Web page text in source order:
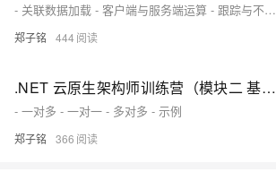
- 关联数据加载 - 客户端与服务端运算 - 跟踪与不跟踪 - 复杂查询运算 - 原生 SQL 查询 - 全局查询筛选器
郑子铭 444
.NET 云原生架构师训练营（模块二 基础巩固 EF Core 关系）--学习笔记
- 一对多 - 一对一 - 多对多 - 示例
郑子铭 366